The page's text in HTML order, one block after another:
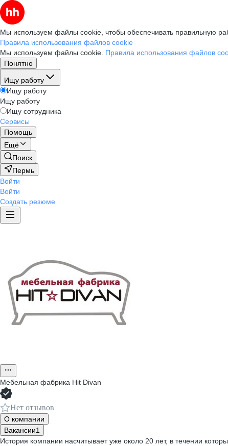
Мы используем файлы cookie, чтобы обеспечивать правильную
Правила использования файлов cookie
Мы используем файлы cookie. Правила использования файлов
Понятно
Ищу работу
Ищу работу
Ищу работу
Ищу сотрудника
Сервисы
Помощь
Ещё
Поиск
Пермь
Войти
Войти
Создать резюме
Мебельная фабрика Hit Divan
Нет отзывов
О компании
Вакансии1
История компании насчитывает уже около 20 лет, в течении